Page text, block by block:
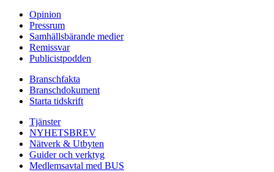
Opinion
Pressrum
Samhällsbärande medier
Remissvar
Publicistpodden
Branschfakta
Branschdokument
Starta tidskrift
Tjänster
NYHETSBREV
Nätverk & Utbyten
Guider och verktyg
Medlemsavtal med BUS